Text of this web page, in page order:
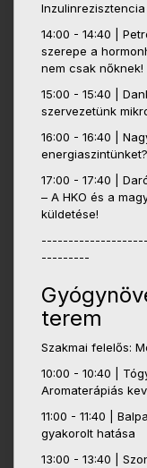
14:00 - 14:40 |
szerepe a
nem csak nőknek!
15:00 - 15:40 |
szervezetünk
16:00 - 16:40 |
energiaszintünket?
17:00 - 17:40 |
– A HKO és a
küldetése!
---------
terem
Szakmai felelős:
10:00 - 10:40 |
Aromaterápiás
11:00 - 11:40 |
gyakorolt hatása
13:00 - 13:40 |